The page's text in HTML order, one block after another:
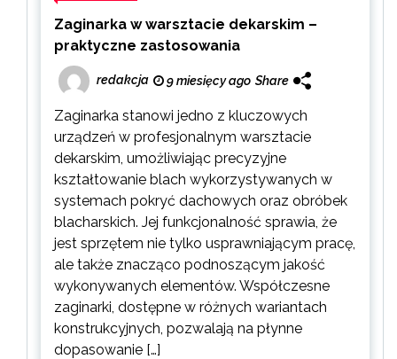
Zaginarka w warsztacie dekarskim –
praktyczne zastosowania
redakcja 9 miesięcy ago Share
Zaginarka stanowi jedno z kluczowych
urządzeń w profesjonalnym warsztacie
dekarskim, umożliwiając precyzyjne
kształtowanie blach wykorzystywanych w
systemach pokryć dachowych oraz obróbek
blacharskich. Jej funkcjonalność sprawia, że
jest sprzętem nie tylko usprawniającym pracę,
ale także znacząco podnoszącym jakość
wykonywanych elementów. Współczesne
zaginarki, dostępne w różnych wariantach
konstrukcyjnych, pozwalają na płynne
dopasowanie […]